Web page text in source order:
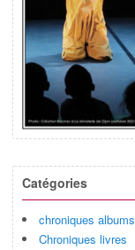
Catégories
chroniques albums
Chroniques livres